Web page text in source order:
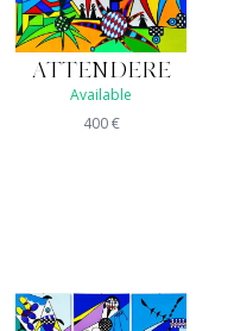
ATTENDERE
Available
400€